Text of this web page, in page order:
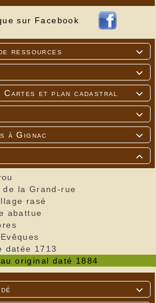
sur Facebook

ressources


Cartes et plan cadastral


à Gignac

de la Grand-rue
rasé
abattue
datée 1713
original daté 1884
